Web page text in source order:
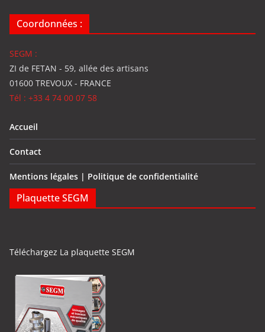
Coordonnées :
SEGM :
ZI de FETAN - 59, allée des artisans
01600 TREVOUX - FRANCE
Tél : +33 4 74 00 07 58
Accueil
Contact
Mentions légales | Politique de confidentialité
Plaquette SEGM
Téléchargez La plaquette SEGM